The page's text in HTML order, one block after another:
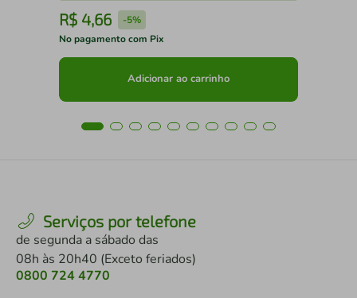
R$ 4,66 -5%
No pagamento com Pix
Adicionar ao carrinho
Serviços por telefone
de segunda a sábado das
08h às 20h40 (Exceto feriados)
0800 724 4770